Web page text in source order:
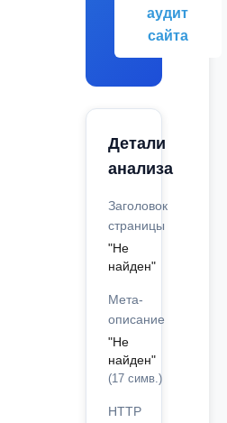
аудит
сайта
Детали
анализа
Заголовок
страницы
"Не
найден"
Мета-
описание
"Не
найден"
(17 симв.)
HTTP